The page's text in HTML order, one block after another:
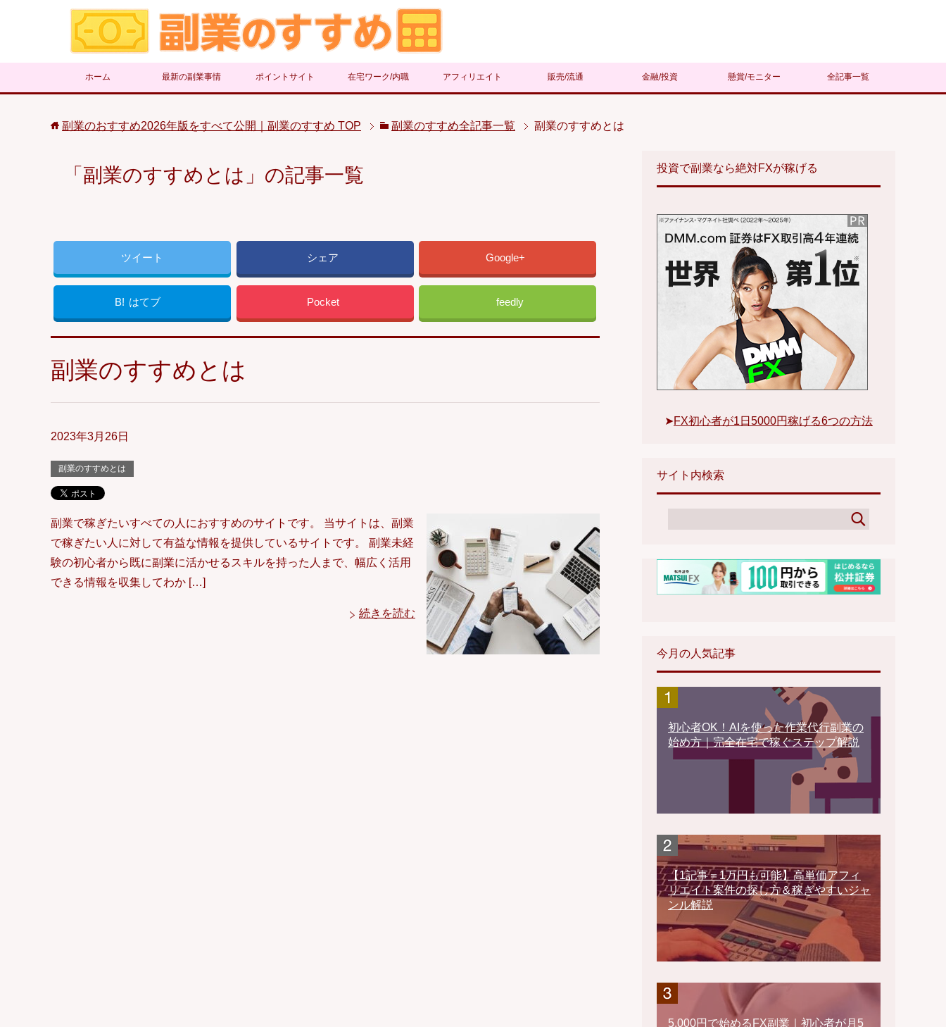
ホーム 最新の副業事情 ポイントサイト 在宅ワーク/内職 アフィリエイト 販売/流通 金融/投資 懸賞/モニター 全記事一覧
副業のおすすめ2026年版をすべて公開｜副業のすすめ TOP 副業のすすめ全記事一覧 副業のすすめとは
「副業のすすめとは」の記事一覧
ツイート シェア Google+
B! はてブ Pocket feedly
副業のすすめとは
2023年3月26日
副業のすすめとは
副業で稼ぎたいすべての人におすすめのサイトです。 当サイトは、副業
で稼ぎたい人に対して有益な情報を提供しているサイトです。 副業未経
験の初心者から既に副業に活かせるスキルを持った人まで、幅広く活用
できる情報を収集してわか […]
続きを読む
投資で副業なら絶対FXが稼げる
➤FX初心者が1日5000円稼げる6つの方法
サイト内検索
今月の人気記事
初心者OK！AIを使った作業代行副業の
始め方｜完全在宅で稼ぐステップ解説
【1記事＝1万円も可能】高単価アフィ
リエイト案件の探し方＆稼ぎやすいジャ
ンル解説
5,000円で始めるFX副業｜初心者が月5